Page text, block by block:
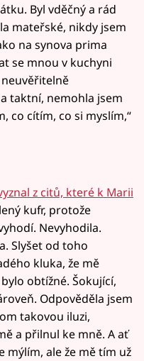
Byl vděčný a rád
mateřské, nikdy jsem
na synova prima
se mnou v kuchyni
taktní, nemohla jsem
co cítím, co si myslím,“
z citů, které k Marii
kufr, protože
Nevyhodila.
Slyšet od toho
kluka, že mě
obtížné. Šokující,
Odpověděla jsem
takovou iluzi,
a přilnul ke mně. A ať
mýlím, ale že mě tím už